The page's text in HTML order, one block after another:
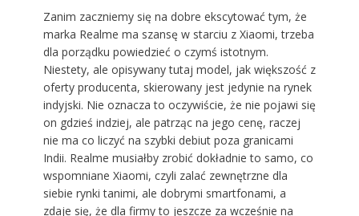
Zanim zaczniemy się na dobre ekscytować tym, że
marka Realme ma szansę w starciu z Xiaomi, trzeba
dla porządku powiedzieć o czymś istotnym.
Niestety, ale opisywany tutaj model, jak większość z
oferty producenta, skierowany jest jedynie na rynek
indyjski. Nie oznacza to oczywiście, że nie pojawi się
on gdzieś indziej, ale patrząc na jego cenę, raczej
nie ma co liczyć na szybki debiut poza granicami
Indii. Realme musiałby zrobić dokładnie to samo, co
wspomniane Xiaomi, czyli zalać zewnętrzne dla
siebie rynki tanimi, ale dobrymi smartfonami, a
zdaje się, że dla firmy to jeszcze za wcześnie na